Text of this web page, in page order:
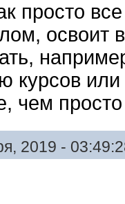
просто
освоит
или
чем
2019 -